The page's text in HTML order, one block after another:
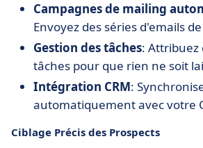
Campagnes de mailing
Envoyez des séries d'emails
Gestion des tâches: Attribuez
tâches pour que rien ne soit
Intégration CRM:
automatiquement avec votre
Ciblage Précis des Prospects